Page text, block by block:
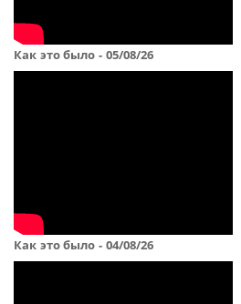
Как это было - 05/08/26
Как это было - 04/08/26